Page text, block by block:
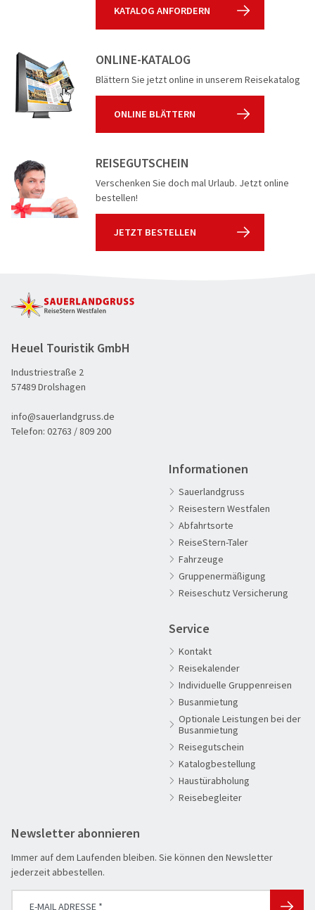
Advents-, Weihnachts- & Silvesterreisen
Eröffnungs- & Abschlussreisen
Genussreise
Herbstreise
Leserreisen
KATALOG ANFORDERN
ONLINE-KATALOG
Blättern Sie jetzt online in unserem Reisekatalog
ONLINE BLÄTTERN
REISEGUTSCHEIN
Verschenken Sie doch mal Urlaub. Jetzt online
bestellen!
JETZT BESTELLEN
Heuel Touristik GmbH
Industriestraße 2
57489 Drolshagen
info@sauerlandgruss.de
Telefon: 02763 / 809 200
Informationen
Sauerlandgruss
Reisestern Westfalen
Abfahrtsorte
ReiseStern-Taler
Fahrzeuge
Gruppenermäßigung
Reiseschutz Versicherung
Service
Kontakt
Reisekalender
Individuelle Gruppenreisen
Busanmietung
Optionale Leistungen bei der
Busanmietung
Reisegutschein
Katalogbestellung
Haustürabholung
Reisebegleiter
Newsletter abonnieren
Immer auf dem Laufenden bleiben. Sie können den Newsletter
jederzeit abbestellen.